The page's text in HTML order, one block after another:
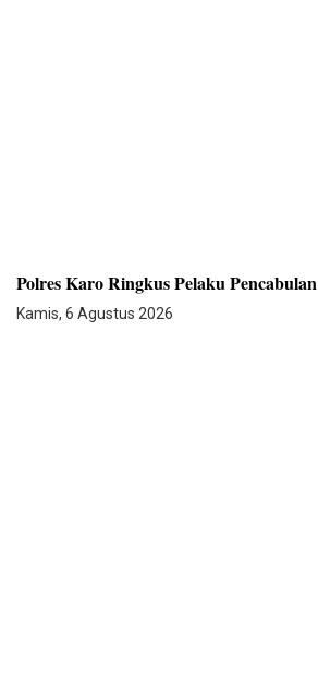
Polres Karo Ringkus Pelaku Pencabulan
Kamis, 6 Agustus 2026